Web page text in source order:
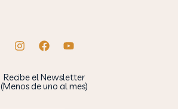
Recibe el Newsletter
(Menos de uno al mes)